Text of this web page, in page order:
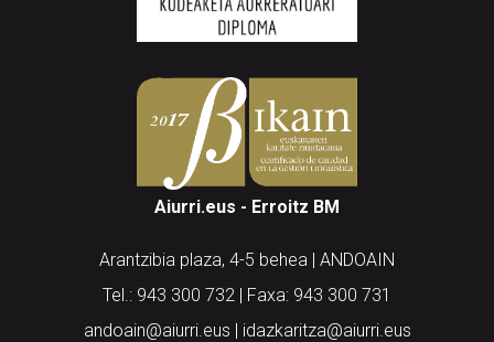
Aiurri.eus - Erroitz BM
Arantzibia plaza, 4-5 behea | ANDOAIN
Tel.: 943 300 732 | Faxa: 943 300 731
andoain@aiurri.eus | idazkaritza@aiurri.eus